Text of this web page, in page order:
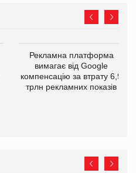
Рекламна платформа
вимагає від Google
компенсацію за втрату 6,9
трлн рекламних показів